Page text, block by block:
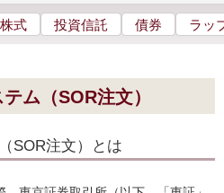
株式 投資信託 債券 ラッ
ム（SOR注文）
SOR注文）とは